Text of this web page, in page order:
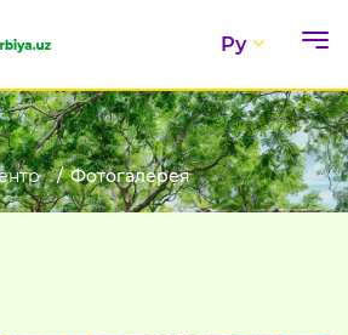
Ру
Фотогалерея